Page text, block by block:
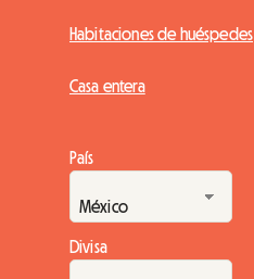
Habitaciones de huéspedes
Casa entera
País
Divisa